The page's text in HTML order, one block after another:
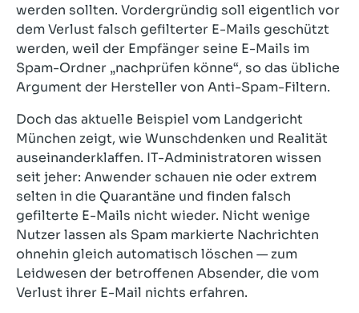
werden sollten. Vordergründig soll eigentlich vor
dem Verlust falsch gefilterter E-Mails geschützt
werden, weil der Empfänger seine E-Mails im
Spam-Ordner „nachprüfen könne“, so das übliche
Argument der Hersteller von Anti-Spam-Filtern.
Doch das aktuelle Beispiel vom Landgericht
München zeigt, wie Wunschdenken und Realität
auseinanderklaffen. IT-Administratoren wissen
seit jeher: Anwender schauen nie oder extrem
selten in die Quarantäne und finden falsch
gefilterte E-Mails nicht wieder. Nicht wenige
Nutzer lassen als Spam markierte Nachrichten
ohnehin gleich automatisch löschen — zum
Leidwesen der betroffenen Absender, die vom
Verlust ihrer E-Mail nichts erfahren.